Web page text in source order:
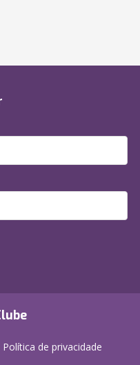
Política de privacidade